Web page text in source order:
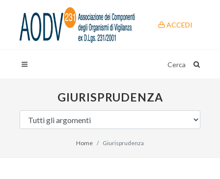
ACCEDI
Cerca
GIURISPRUDENZA
Home Giurisprudenza